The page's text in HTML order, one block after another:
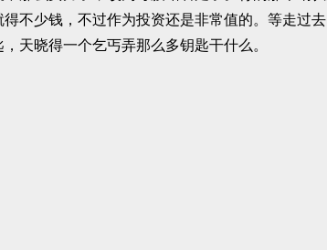
不少钱，不过作为投资还是非常值的。等走过
天晓得一个乞丐弄那么多钥匙干什么。